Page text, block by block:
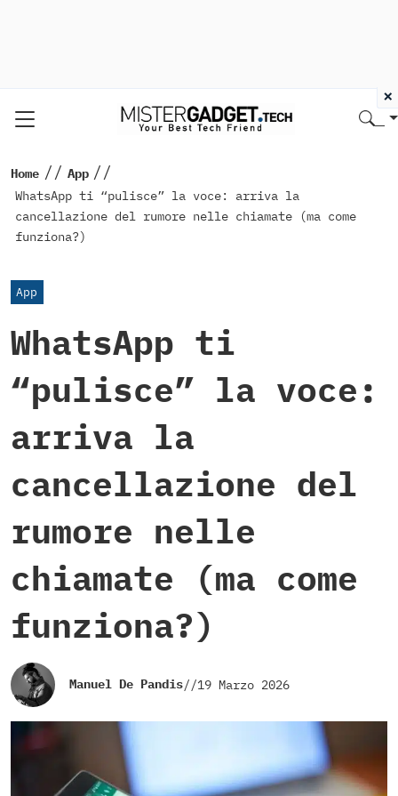
Home // App //
WhatsApp ti “pulisce” la voce: arriva la
cancellazione del rumore nelle chiamate (ma come
funziona?)
App
WhatsApp ti
“pulisce” la voce:
arriva la
cancellazione del
rumore nelle
chiamate (ma come
funziona?)
Manuel De Pandis//19 Marzo 2026
×